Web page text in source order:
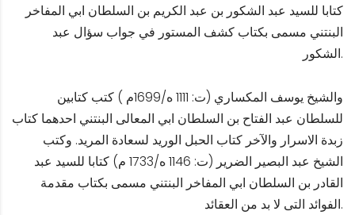
كتابا للسيد عبد الشكور بن عبد الكريم بن السلطان ابي المفاخر
البنتني مسمى بكتاب كشف المستور في جواب سؤال عبد
الشكور.
والشيخ يوسف المكساري (ت: 1111 ه/1699م ) كتب كتابين
للسلطان عبد الفتاح بن السلطان ابي المعالى البنتني احدهما كتاب
زبدة الاسرار والآخر كتاب الحبل الوريد لسعادة المريد. وكتب
الشيخ عبد البصير الضرير (ت: 1146 ه/1733 م) كتابا للسيد عبد
القادر بن السلطان ابي المفاخر البنتني مسمى بكتاب مقدمة
الفوائد التى لا بد من العقائد.